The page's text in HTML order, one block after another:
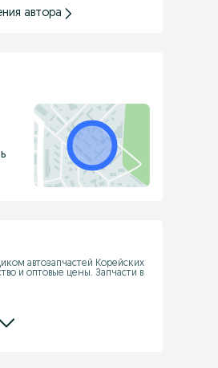
автора
автозапчастей Корейских
и оптовые цены. Запчасти в